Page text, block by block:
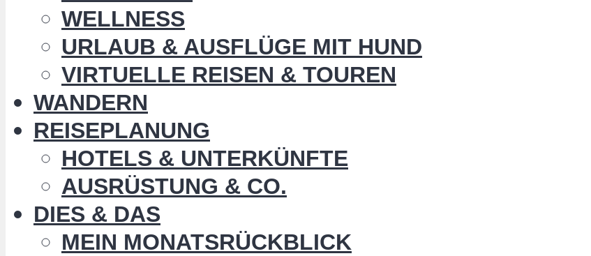
WELLNESS
URLAUB & AUSFLÜGE MIT HUND
VIRTUELLE REISEN & TOUREN
WANDERN
REISEPLANUNG
HOTELS & UNTERKÜNFTE
AUSRÜSTUNG & CO.
DIES & DAS
MEIN MONATSRÜCKBLICK